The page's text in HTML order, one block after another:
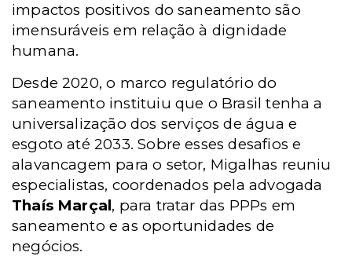
impactos positivos do saneamento são
imensuráveis em relação à dignidade
humana.
Desde 2020, o marco regulatório do
saneamento instituiu que o Brasil tenha a
universalização dos serviços de água e
esgoto até 2033. Sobre esses desafios e
alavancagem para o setor, Migalhas reuniu
especialistas, coordenados pela advogada
Thaís Marçal, para tratar das PPPs em
saneamento e as oportunidades de
negócios.